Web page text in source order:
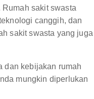
sakit swasta
canggih, dan
sakit swasta yang juga
dan kebijakan rumah
mungkin diperlukan